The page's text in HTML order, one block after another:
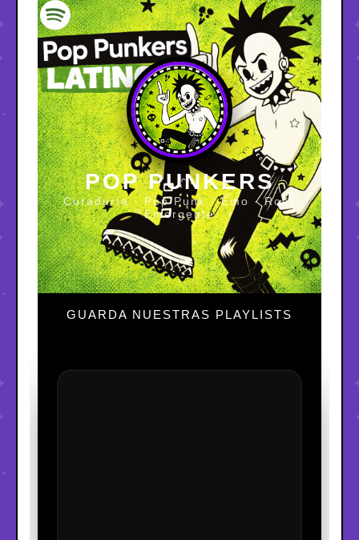
POP PUNKERS
Curaduría · Pop Punk · Emo · Rock
Emergente
GUARDA NUESTRAS PLAYLISTS